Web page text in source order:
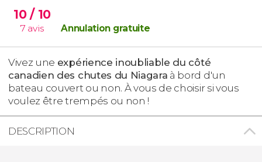
10/ 10
7 avis Annulation gratuite
Vivez une expérience inoubliable du côté
canadien des chutes du Niagara à bord d'un
bateau couvert ou non. À vous de choisir si vous
voulez être trempés ou non !
DESCRIPTION